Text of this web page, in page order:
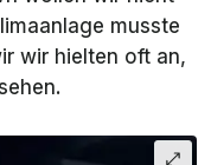
musste
wir hielten oft an,